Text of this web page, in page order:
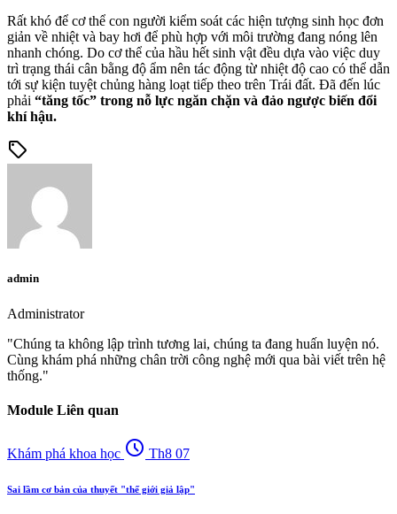
Rất khó để cơ thể con người kiểm soát các hiện tượng sinh học đơn
giản về nhiệt và bay hơi để phù hợp với môi trường đang nóng lên
nhanh chóng. Do cơ thể của hầu hết sinh vật đều dựa vào việc duy
trì trạng thái cân bằng độ ẩm nên tác động từ nhiệt độ cao có thể dẫn
tới sự kiện tuyệt chủng hàng loạt tiếp theo trên Trái đất. Đã đến lúc
phải “tăng tốc” trong nỗ lực ngăn chặn và đảo ngược biến đổi
khí hậu.
sell
admin
Administrator
"Chúng ta không lập trình tương lai, chúng ta đang huấn luyện nó.
Cùng khám phá những chân trời công nghệ mới qua bài viết trên hệ
thống."
Module Liên quan
Khám phá khoa học schedule Th8 07
Sai lầm cơ bản của thuyết "thế giới giả lập"